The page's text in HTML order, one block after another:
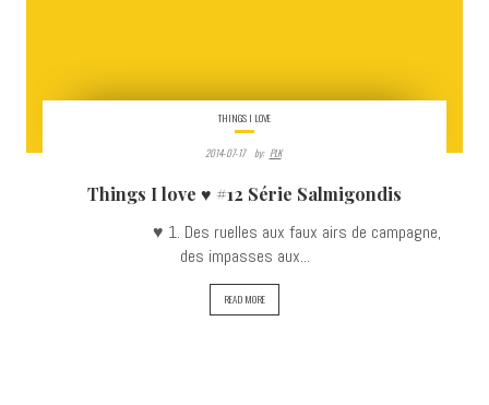
THINGS I LOVE
2014-07-17 By: PLK
Things I love ♥ #12 Série Salmigondis
♥ 1. Des ruelles aux faux airs de campagne,
des impasses aux...
READ MORE